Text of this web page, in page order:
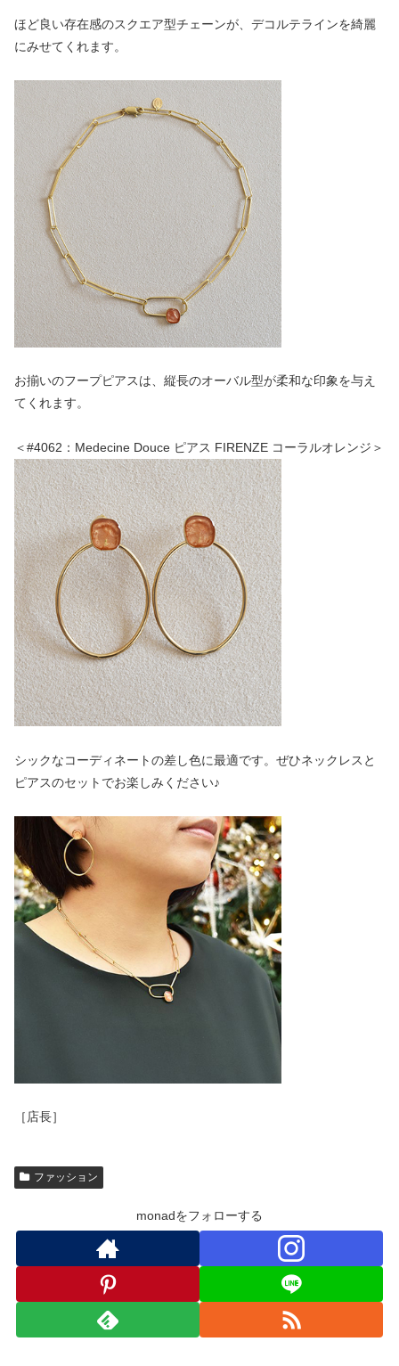
ほど良い存在感のスクエア型チェーンが、デコルテラインを綺麗
にみせてくれます。
お揃いのフープピアスは、縦長のオーバル型が柔和な印象を与え
てくれます。
＜#4062：Medecine Douce ピアス FIRENZE コーラルオレンジ＞
シックなコーディネートの差し色に最適です。ぜひネックレスと
ピアスのセットでお楽しみください♪
［店長］
ファッション
monadをフォローする